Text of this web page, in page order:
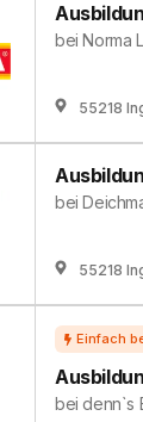
beiNorma
55218
bei
55218
beidenn`s